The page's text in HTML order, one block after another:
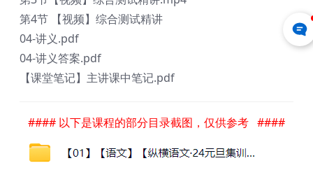
第4节 【视频】综合测试精讲
04-讲义.pdf
04-讲义答案.pdf
【课堂笔记】主讲课中笔记.pdf
#### 以下是课程的部分目录截图，仅供参考 ####